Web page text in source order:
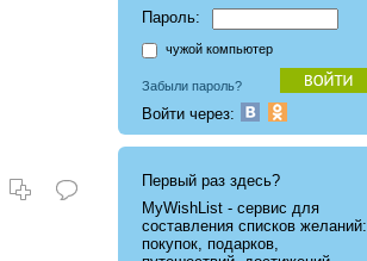
Пароль:
чужой компьютер
Забыли пароль?
Войти через:
Первый раз здесь?
MyWishList - cервис для
составления списков желаний:
покупок, подарков,